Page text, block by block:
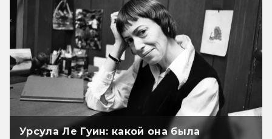
Урсула Ле Гуин: какой она была